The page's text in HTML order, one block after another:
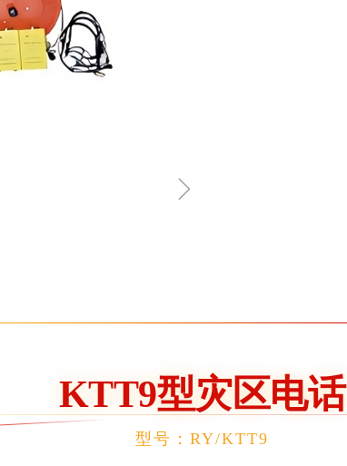
KTT9型灾区电话
型号：RY/KTT9
ꁇ